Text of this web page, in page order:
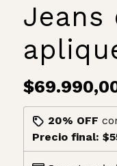
Jeans
20% OFF
Precio final: